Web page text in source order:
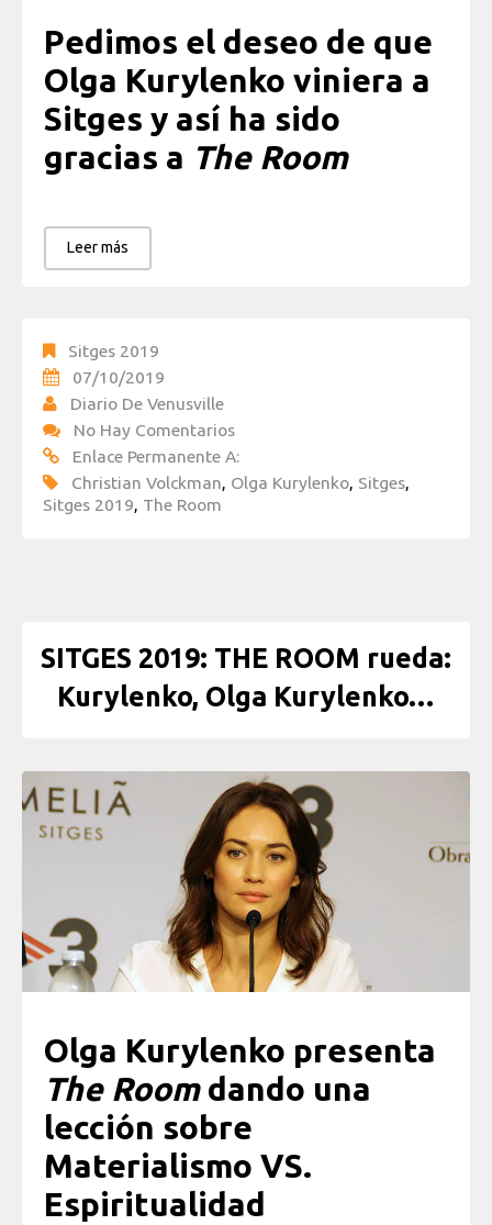
Pedimos el deseo de que
Olga Kurylenko viniera a
Sitges y así ha sido
gracias a The Room
Leer más
Sitges 2019
07/10/2019
Diario De Venusville
No Hay Comentarios
Enlace Permanente A:
Christian Volckman, Olga Kurylenko, Sitges,
Sitges 2019, The Room
SITGES 2019: THE ROOM rueda:
Kurylenko, Olga Kurylenko…
Olga Kurylenko presenta
The Roomdando una
lección sobre
Materialismo VS.
Espiritualidad